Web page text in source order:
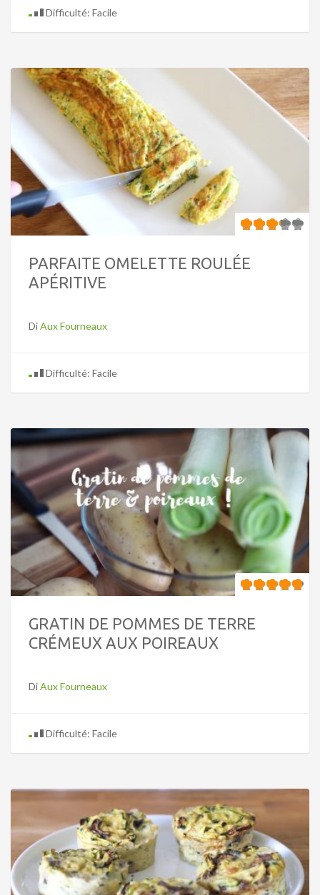
Difficulté: Facile
PARFAITE OMELETTE ROULÉE
APÉRITIVE
DiAux Fourneaux
Difficulté: Facile
GRATIN DE POMMES DE TERRE
CRÉMEUX AUX POIREAUX
DiAux Fourneaux
Difficulté: Facile